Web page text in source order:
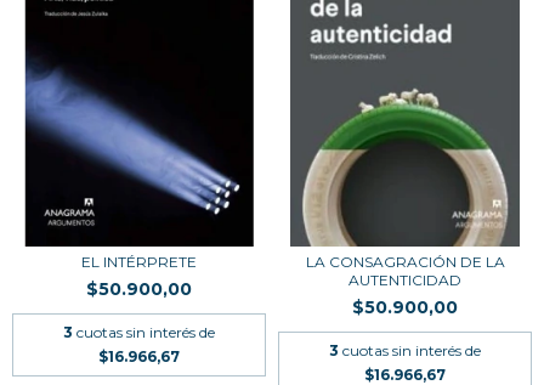
EL INTÉRPRETE
$50.900,00
3 cuotas sin interés de
$16.966,67
LA CONSAGRACIÓN DE LA
AUTENTICIDAD
$50.900,00
3 cuotas sin interés de
$16.966,67